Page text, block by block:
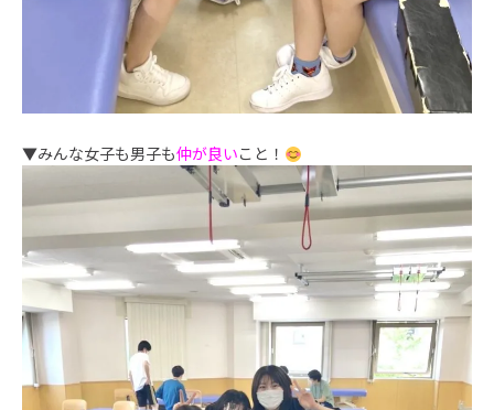
▼みんな女子も男子も仲が良いこと！